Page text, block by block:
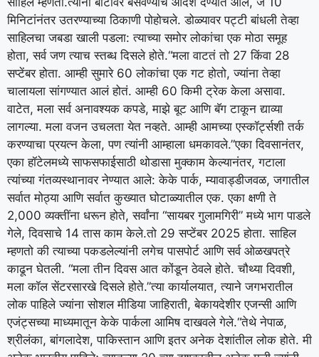
मिनिटांनंतर उतरण्याच्या ठिकाणी पोहोचले. डोळ्यावर पट्टी बांधली तेव्हा
साहिलचा जबडा खाली पडला: त्याच्या समोर लोकांचा एक मोठा समूह
होता, सर्व जण त्याच स्तब्ध दिसले होते.“मला वाटतं तो 27 किंवा 28
सप्टेंबर होता. आम्ही सुमारे 60 लोकांचा एक गट होतो, ज्यांना तेव्हा
चालायला सांगण्यात आलं होतं. आम्ही 60 किमी ट्रेक केला असावा.
वाटेत, मला सर्व अनावश्यक कपडे, माझे बूट आणि बॅग टाकून द्याव्या
लागल्या. मला वजन उचलता येत नव्हते. आम्ही आमच्या एस्कॉर्ट्सशी तर्क
करण्याचा प्रयत्न केला, पण त्यांनी आम्हाला धमकावले.”एका दिवसानंतर,
एका हॉटेलमध्ये साफसफाईसाठी थोडासा मुक्काम केल्यानंतर, गटाला
त्यांच्या गंतव्यस्थानावर नेण्यात आले: केके पार्क, म्यावाड्डीजवळ, जगातील
सर्वात मोठ्या आणि सर्वात कुख्यात घोटाळ्यातील एक.एका क्षणी ते
2,000 व्यक्तींना धरून होते, सर्वांना “सायबर गुलामगिरी” मध्ये भाग पाडले
गेले, दिवसाचे 14 तास काम केले.तो 29 सप्टेंबर 2025 होता. साहिल
म्हणतो की त्याच्या पकडलेल्यांनी लगेच पासपोर्ट आणि सर्व ओळखपत्रे
काढून घेतली. “मला तीन दिवस आत कोंडून ठेवले होते. चौथ्या दिवशी,
मला कॉल सेंटरसारखे दिसले होते.”त्या कार्यालयात, त्याने जगभरातील
लोक पाहिले ज्यांना सोशल मीडिया जाहिराती, बेकायदेशीर एजन्सी आणि
एजंट्सच्या माध्यमातून केके पार्कला आमिष दाखवले गेले.“तेथे नेपाळ,
श्रीलंका, बांगलादेश, पाकिस्तान आणि इतर अनेक देशांतील लोक होते. मी